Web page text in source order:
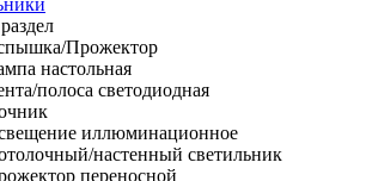
Прожектор
настольная
полоса светодиодная
иллюминационное
настенный светильник
переносной